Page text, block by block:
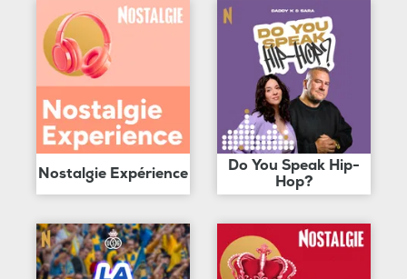
Nostalgie Expérience
Do You Speak Hip-
Hop?